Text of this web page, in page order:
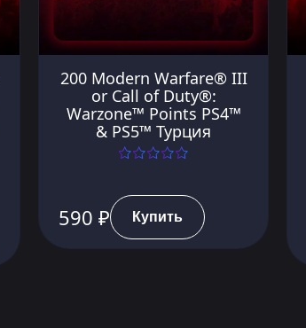
200 Modern Warfare® III
or Call of Duty®:
Warzone™ Points PS4™
& PS5™ Турция
590 ₽ Купить